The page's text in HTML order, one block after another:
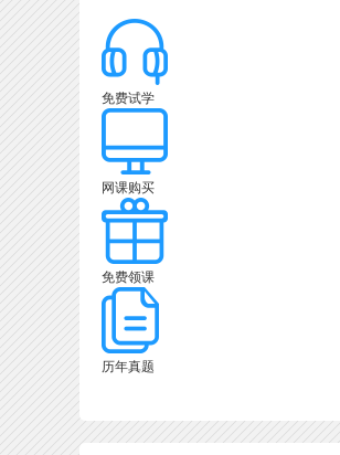
免费试学
网课购买
免费领课
历年真题